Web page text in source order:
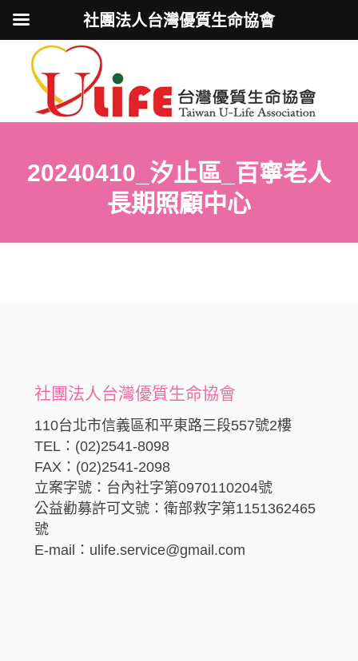
20240410_汐止區_百寧老人
長期照顧中心
社團法人台灣優質生命協會
110台北市信義區和平東路三段557號2樓
TEL：(02)2541-8098
FAX：(02)2541-2098
立案字號：台內社字第0970110204號
公益勸募許可文號：衛部救字第1151362465
號
E-mail：ulife.service@gmail.com
社團法人台灣優質生命協會